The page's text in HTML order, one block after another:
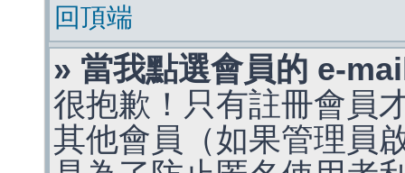
回頂端
» 當我點選會員的 e-
很抱歉！只有註冊會員
其他會員（如果管理員